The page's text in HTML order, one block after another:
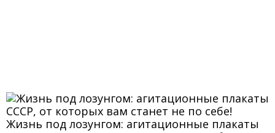
Жизнь под лозунгом: агитационные плакаты